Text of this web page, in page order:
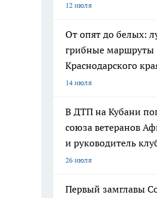
12 июля
От опят до белых:
грибные маршруты
Краснодарского
14 июля
В ДТП на Кубани
союза ветеранов
и руководитель
26 июля
Первый замглавы